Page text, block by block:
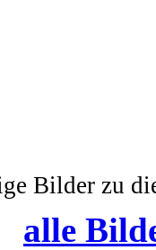
Bilder zu
alle